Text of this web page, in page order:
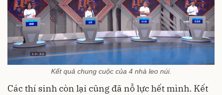
Kết quả chung cuộc của 4 nhà leo núi.
Các thí sinh còn lại cũng đã nỗ lực hết mình. Kết